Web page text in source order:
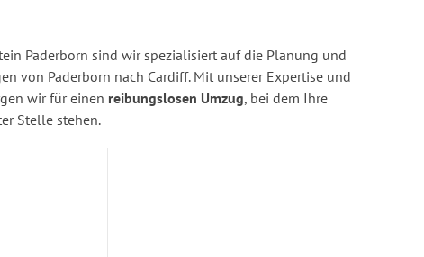
Paderborn sind wir spezialisiert auf die Planung und
von Paderborn nach Cardiff. Mit unserer Expertise und
wir für einen reibungslosen Umzug, bei dem Ihre
Stelle stehen.